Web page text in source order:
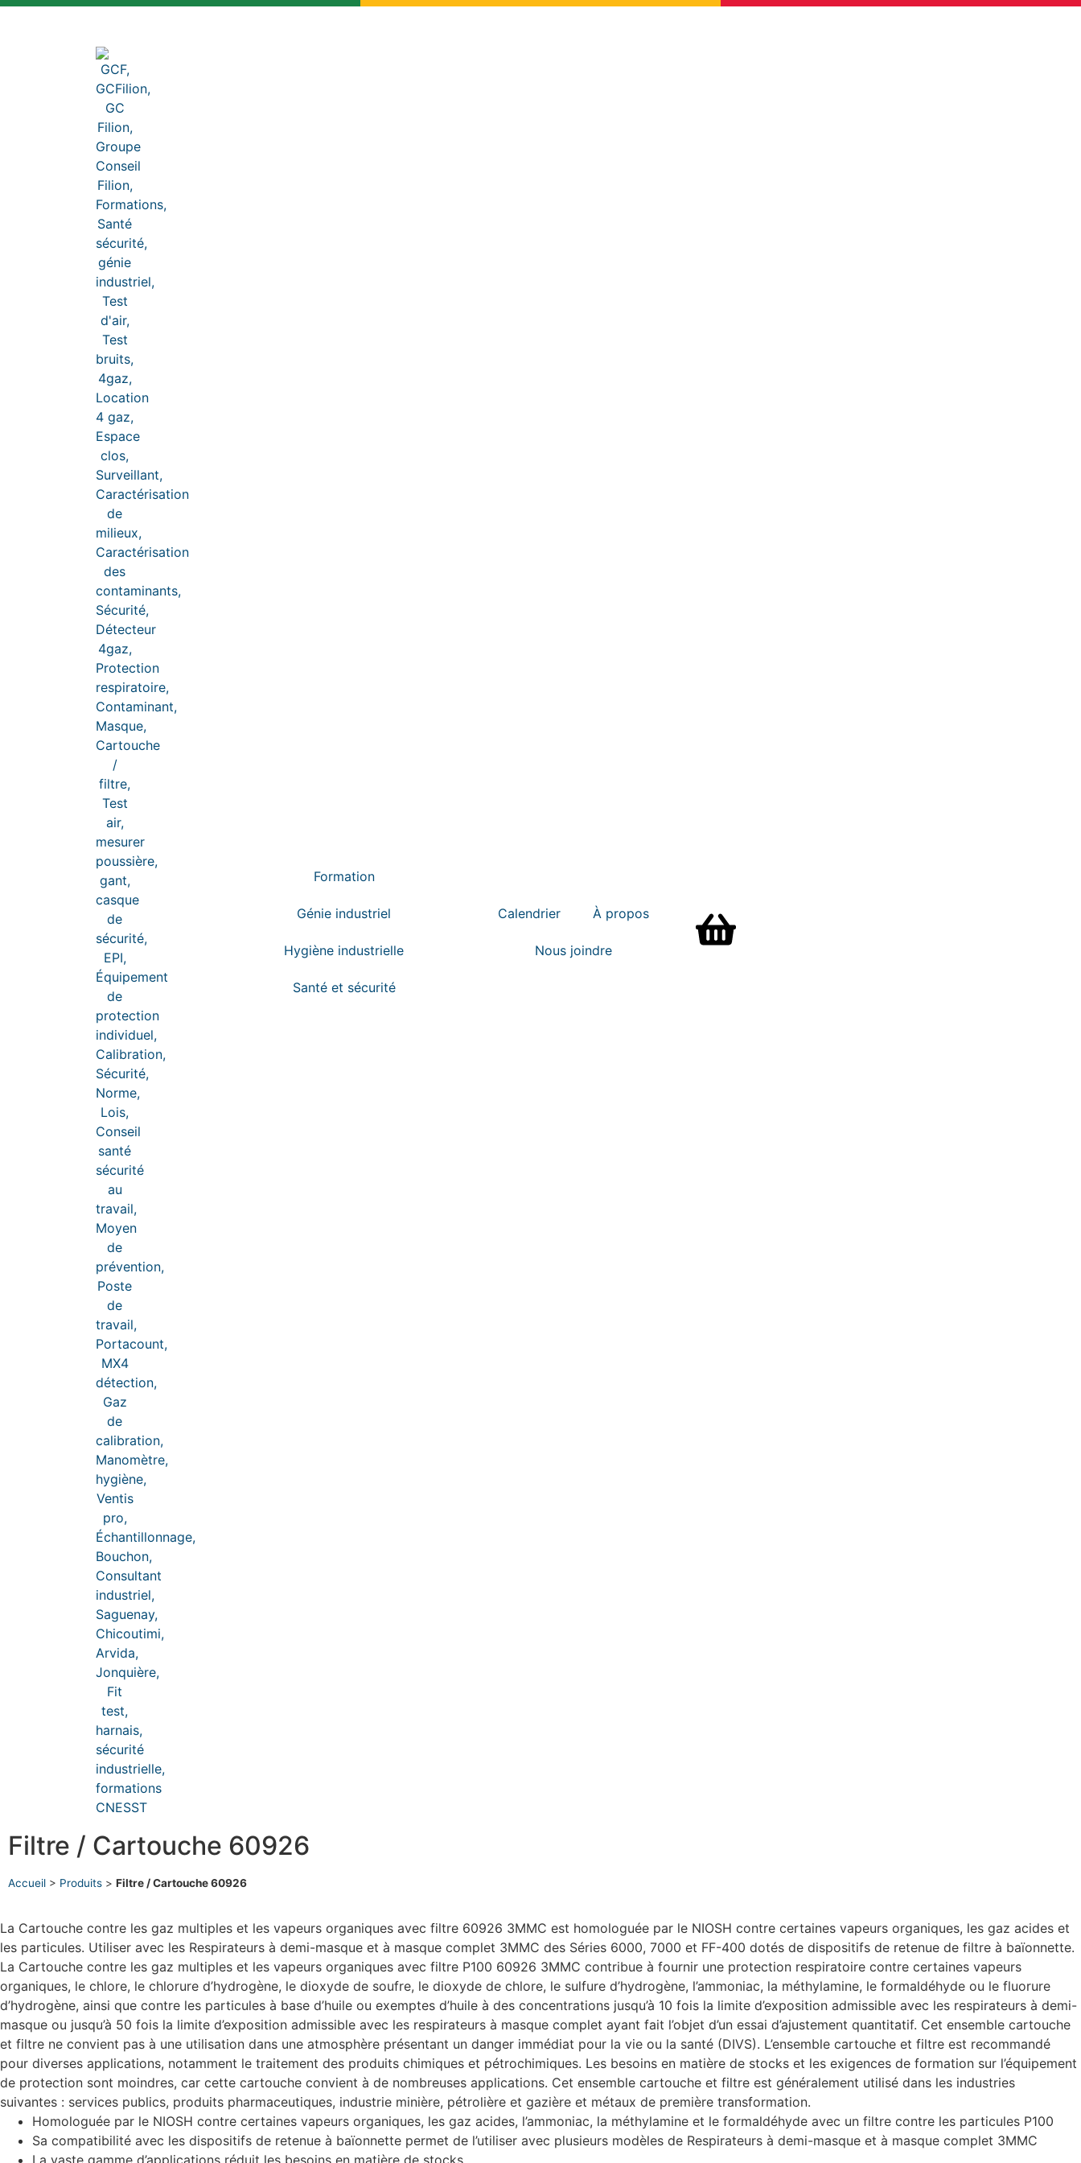
Formation
Génie industriel
Hygiène industrielle
Santé et sécurité
Calendrier À propos
Nous joindre
Filtre / Cartouche 60926
Accueil > Produits > Filtre / Cartouche 60926
La Cartouche contre les gaz multiples et les vapeurs organiques avec filtre 60926 3MMC est homologuée par le NIOSH contre certaines vapeurs organiques, les gaz acides et
les particules. Utiliser avec les Respirateurs à demi-masque et à masque complet 3MMC des Séries 6000, 7000 et FF-400 dotés de dispositifs de retenue de filtre à baïonnette.
La Cartouche contre les gaz multiples et les vapeurs organiques avec filtre P100 60926 3MMC contribue à fournir une protection respiratoire contre certaines vapeurs
organiques, le chlore, le chlorure d’hydrogène, le dioxyde de soufre, le dioxyde de chlore, le sulfure d’hydrogène, l’ammoniac, la méthylamine, le formaldéhyde ou le fluorure
d’hydrogène, ainsi que contre les particules à base d’huile ou exemptes d’huile à des concentrations jusqu’à 10 fois la limite d’exposition admissible avec les respirateurs à demi-
masque ou jusqu’à 50 fois la limite d’exposition admissible avec les respirateurs à masque complet ayant fait l’objet d’un essai d’ajustement quantitatif. Cet ensemble cartouche
et filtre ne convient pas à une utilisation dans une atmosphère présentant un danger immédiat pour la vie ou la santé (DIVS). L’ensemble cartouche et filtre est recommandé
pour diverses applications, notamment le traitement des produits chimiques et pétrochimiques. Les besoins en matière de stocks et les exigences de formation sur l’équipement
de protection sont moindres, car cette cartouche convient à de nombreuses applications. Cet ensemble cartouche et filtre est généralement utilisé dans les industries
suivantes : services publics, produits pharmaceutiques, industrie minière, pétrolière et gazière et métaux de première transformation.
Homologuée par le NIOSH contre certaines vapeurs organiques, les gaz acides, l’ammoniac, la méthylamine et le formaldéhyde avec un filtre contre les particules P100
Sa compatibilité avec les dispositifs de retenue à baïonnette permet de l’utiliser avec plusieurs modèles de Respirateurs à demi-masque et à masque complet 3MMC
La vaste gamme d’applications réduit les besoins en matière de stocks